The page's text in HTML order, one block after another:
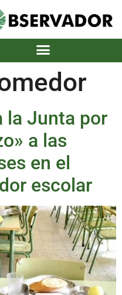
la Junta por
a las
en el
escolar